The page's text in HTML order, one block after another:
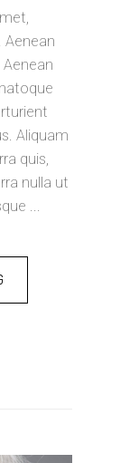
Aenean
Aliquam
quis,
nulla ut